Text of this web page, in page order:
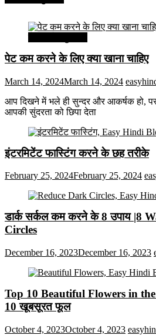
पेट कम करने के लिए क्या खाना चाहिए
March 14, 2024March 14, 2024
आप दिखने में भले ही सुन्दर और आकर्षक हो,
आपकी सुंदरता को छिपा देता
इंटरमिटेंट फास्टिंग करने के छह तरीके
February 25, 2024February 25, 2024
डार्क सर्कल कम करने के 8 उपाय |8
Circles
December 16, 2023December 16, 2023
Top 10 Beautiful Flowers in the
10 खूबसूरत फूल
October 4, 2023October 4, 2023